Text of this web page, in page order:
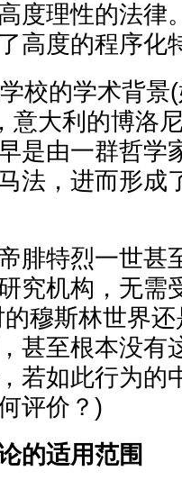
度理性的法律
高度的程序化
的学术背景(
意大利的博洛
是由一群哲学
法，进而形成
特烈一世甚
究机构，无需
穆斯林世界
甚至根本没有
若如此行为的
评价？)
的适用范围